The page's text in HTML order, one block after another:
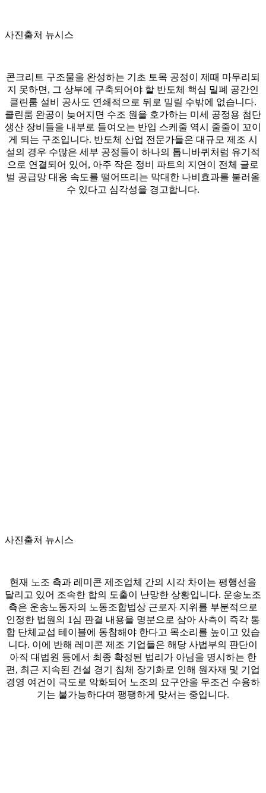
사진출처 뉴시스
콘크리트 구조물을 완성하는 기초 토목 공정이 제때 마무리되
지 못하면, 그 상부에 구축되어야 할 반도체 핵심 밀폐 공간인
클린룸 설비 공사도 연쇄적으로 뒤로 밀릴 수밖에 없습니다.
클린룸 완공이 늦어지면 수조 원을 호가하는 미세 공정용 첨단
생산 장비들을 내부로 들여오는 반입 스케줄 역시 줄줄이 꼬이
게 되는 구조입니다. 반도체 산업 전문가들은 대규모 제조 시
설의 경우 수많은 세부 공정들이 하나의 톱니바퀴처럼 유기적
으로 연결되어 있어, 아주 작은 정비 파트의 지연이 전체 글로
벌 공급망 대응 속도를 떨어뜨리는 막대한 나비효과를 불러올
수 있다고 심각성을 경고합니다.
사진출처 뉴시스
현재 노조 측과 레미콘 제조업체 간의 시각 차이는 평행선을
달리고 있어 조속한 합의 도출이 난망한 상황입니다. 운송노조
측은 운송노동자의 노동조합법상 근로자 지위를 부분적으로
인정한 법원의 1심 판결 내용을 명분으로 삼아 사측이 즉각 통
합 단체교섭 테이블에 동참해야 한다고 목소리를 높이고 있습
니다. 이에 반해 레미콘 제조 기업들은 해당 사법부의 판단이
아직 대법원 등에서 최종 확정된 법리가 아님을 명시하는 한
편, 최근 지속된 건설 경기 침체 장기화로 인해 원자재 및 기업
경영 여건이 극도로 악화되어 노조의 요구안을 무조건 수용하
기는 불가능하다며 팽팽하게 맞서는 중입니다.